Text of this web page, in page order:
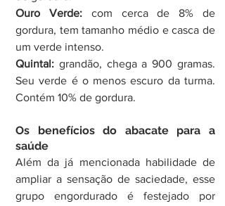
Ouro Verde: com cerca de 8% de
gordura, tem tamanho médio e casca de
um verde intenso.
Quintal: grandão, chega a 900 gramas.
Seu verde é o menos escuro da turma.
Contém 10% de gordura.
Os benefícios do abacate para a
saúde
Além da já mencionada habilidade de
ampliar a sensação de saciedade, esse
grupo engordurado é festejado por